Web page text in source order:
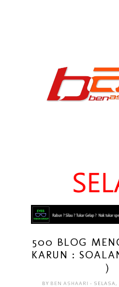
500 BLOG
KARUN :
)
BY BEN ASHAARI - SELASA,